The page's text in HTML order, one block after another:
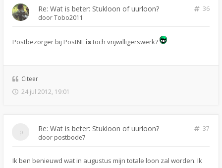
Re: Wat is beter: Stukloon of uurloon?
36
doorTobo2011
Postbezorger bij PostNL istoch vrijwilligerswerk?
Citeer
24 jul 2012, 19:01
Re: Wat is beter: Stukloon of uurloon?
37
door postbode7
Ik ben benieuwd wat in augustus mijn totale loon zal worden. Ik